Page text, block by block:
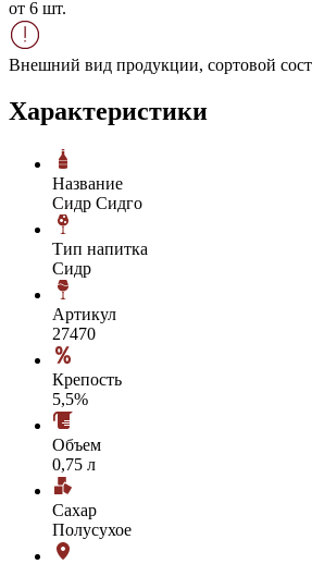
от 6 шт.
Внешний вид продукции, сортовой
Характеристики
Название
Сидр Сидго
Тип напитка
Сидр
Артикул
27470
Крепость
5,5%
Объем
0,75 л
Сахар
Полусухое